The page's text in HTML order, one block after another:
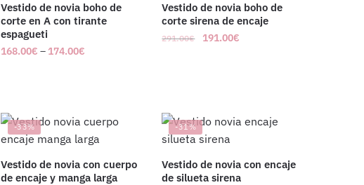
Vestido de novia boho de
corte en A con tirante
espagueti
168.00€ – 174.00€
Vestido de novia boho de
corte sirena de encaje
291.00€ 191.00€
-33%
Vestido de novia con cuerpo
de encaje y manga larga
-31%
Vestido de novia con encaje
de silueta sirena